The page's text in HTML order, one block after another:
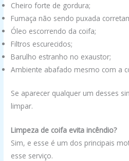
Cheiro forte de gordura;
Fumaça não sendo puxada
Óleo escorrendo da coifa;
Filtros escurecidos;
Barulho estranho no exaustor;
Ambiente abafado mesmo com a
Se aparecer qualquer um desses
limpar.
Limpeza de coifa evita incêndio?
Sim, e esse é um dos principais
esse serviço.